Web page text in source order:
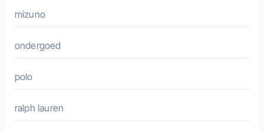
mizuno
ondergoed
polo
ralph lauren